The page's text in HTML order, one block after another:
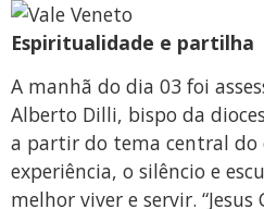
Espiritualidade e partilha
A manhã do dia 03 foi
Alberto Dilli, bispo da
a partir do tema central do
experiência, o silêncio e
melhor viver e servir.